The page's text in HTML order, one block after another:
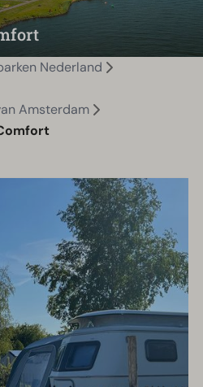
Nederland
Amsterdam